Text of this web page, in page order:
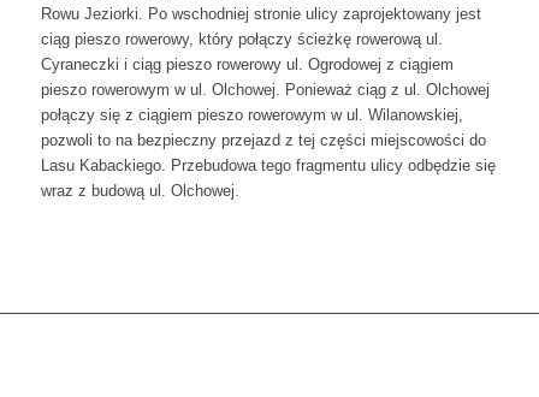
Rowu Jeziorki. Po wschodniej stronie ulicy zaprojektowany jest
ciąg pieszo rowerowy, który połączy ścieżkę rowerową ul.
Cyraneczki i ciąg pieszo rowerowy ul. Ogrodowej z ciągiem
pieszo rowerowym w ul. Olchowej. Ponieważ ciąg z ul. Olchowej
połączy się z ciągiem pieszo rowerowym w ul. Wilanowskiej,
pozwoli to na bezpieczny przejazd z tej części miejscowości do
Lasu Kabackiego. Przebudowa tego fragmentu ulicy odbędzie się
wraz z budową ul. Olchowej.